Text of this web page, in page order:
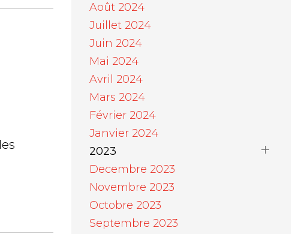
Août 2024
Juillet 2024
Juin 2024
Mai 2024
Avril 2024
Mars 2024
Février 2024
Janvier 2024
2023
Decembre 2023
Novembre 2023
Octobre 2023
Septembre 2023